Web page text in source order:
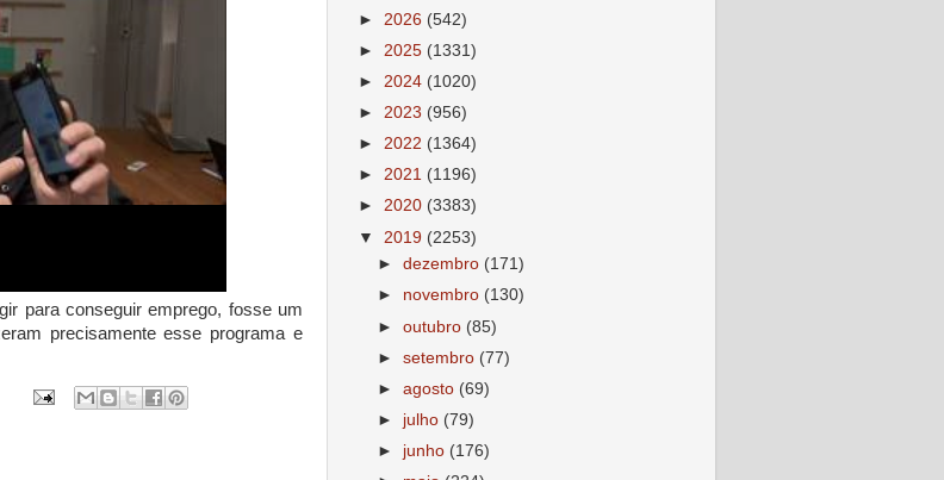
para conseguir emprego, fosse um
precisamente esse programa e
► 2026 (542)
► 2025 (1331)
► 2024 (1020)
► 2023 (956)
► 2022 (1364)
► 2021 (1196)
► 2020 (3383)
▼ 2019 (2253)
►dezembro (171)
► novembro (130)
►outubro (85)
►setembro (77)
►agosto (69)
► julho (79)
► junho (176)